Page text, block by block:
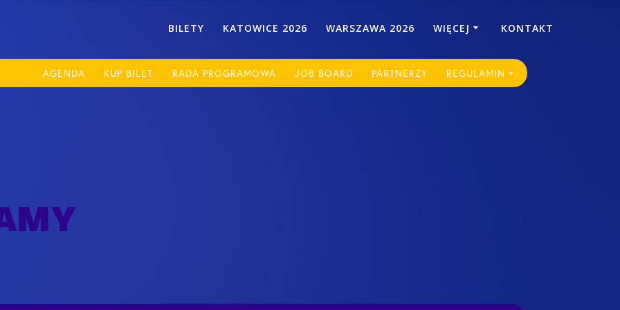
BILETY KATOWICE 2026 WARSZAWA 2026 WIĘCEJ KONTAKT
AGENDA KUP BILET RADA PROGRAMOWA JOB BOARD PARTNERZY REGULAMIN